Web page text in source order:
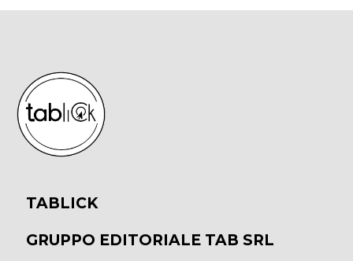
TABLICK
GRUPPO EDITORIALE TAB SRL